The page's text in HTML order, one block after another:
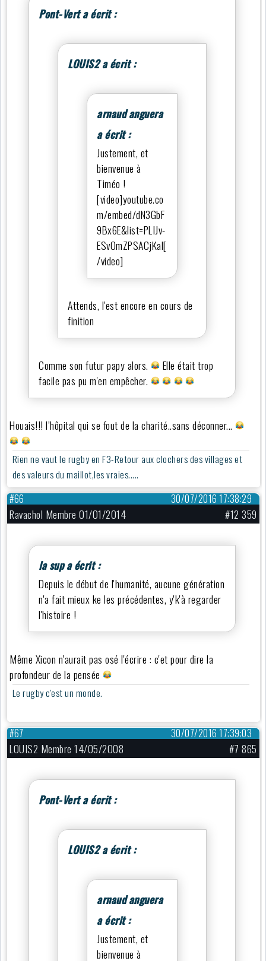
Pont-Vert a écrit :
LOUIS2 a écrit :
arnaud anguera
a écrit :
Justement, et
bienvenue à
Timéo !
[video]youtube.co
m/embed/dN3GbF
9Bx6E&list=PLIJv-
ESv0mZPSACjKal[
/video]
Attends, l'est encore en cours de
finition
Comme son futur papy alors.
Elle était trop
facile pas pu m'en empêcher.
Houais!!! l’hôpital qui se fout de la charité..sans déconner...
Rien ne vaut le rugby en F3-Retour aux clochers des villages et
des valeurs du maillot,les vraies.....
30/07/2016 17:38:29
#66
Ravachol Membre 01/01/2014 #12 359
la sup a écrit :
Depuis le début de l'humanité, aucune génération
n'a fait mieux ke les précédentes, y'k'à regarder
l'histoire !
Même Xicon n'aurait pas osé l'écrire : c'et pour dire la
profondeur de la pensée
Le rugby c'est un monde.
30/07/2016 17:39:03
#67
LOUIS2 Membre 14/05/2008 #7 865
Pont-Vert a écrit :
LOUIS2 a écrit :
arnaud anguera
a écrit :
Justement, et
bienvenue à